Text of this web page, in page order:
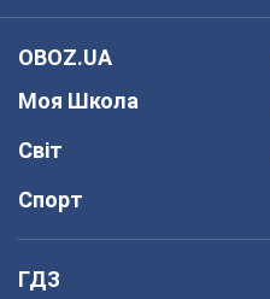
OBOZ.UA
Моя Школа
Світ
Спорт
ГДЗ